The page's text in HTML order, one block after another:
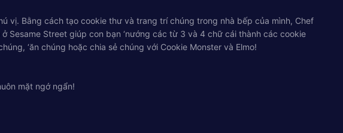
vị. Bằng cách tạo cookie thư và trang trí chúng trong nhà bếp của mình, Chef
Sesame Street giúp con bạn ‘nướng các từ 3 và 4 chữ cái thành các cookie
‘ăn chúng hoặc chia sẻ chúng với Cookie Monster và Elmo!
mặt ngớ ngẩn!